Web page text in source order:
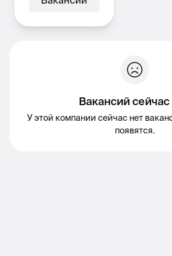
Вакансий сейчас
У этой компании сейчас нет
появятся.